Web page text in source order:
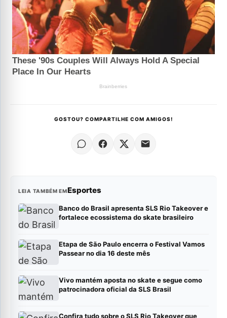
GOSTOU? COMPARTILHE COM AMIGOS!
LEIA TAMBÉM EMEsportes
Banco do Brasil apresenta SLS Rio Takeover e
fortalece ecossistema do skate brasileiro
Etapa de São Paulo encerra o Festival Vamos
Passear no dia 16 deste mês
Vivo mantém aposta no skate e segue como
patrocinadora oficial da SLS Brasil
Confira tudo sobre o SLS Rio Takeover que